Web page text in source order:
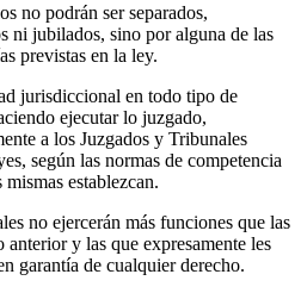
no podrán ser separados,
ni jubilados, sino por alguna de las
previstas en la ley.
jurisdiccional en todo tipo de
ejecutar lo juzgado,
a los Juzgados y Tribunales
según las normas de competencia
establezcan.
no ejercerán más funciones que las
anterior y las que expresamente les
garantía de cualquier derecho.